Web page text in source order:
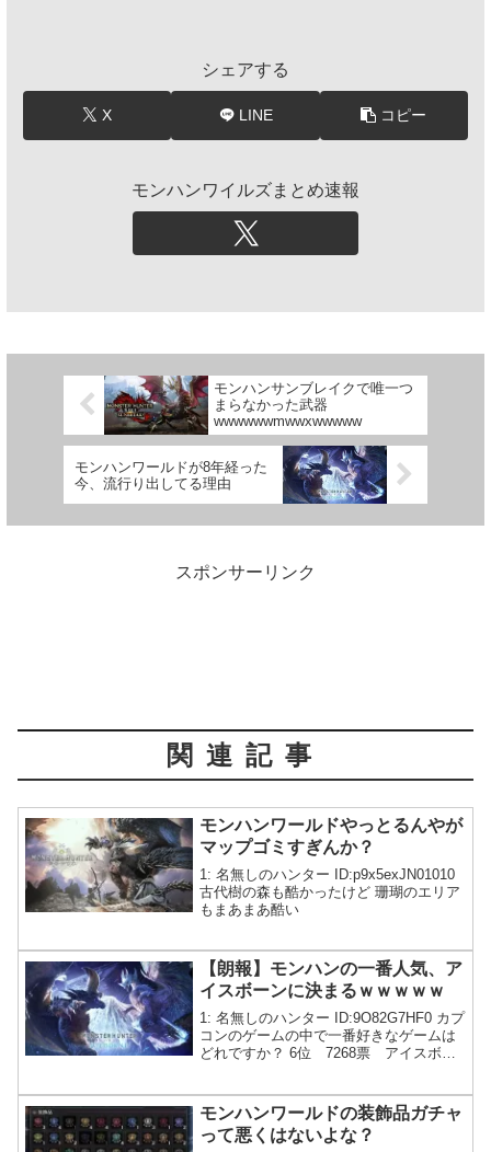
シェアする
X LINE コピー
モンハンワイルズまとめ速報
モンハンサンブレイクで唯一つ
まらなかった武器
wwwwwwmwwxwwwww
モンハンワールドが8年経った
今、流行り出してる理由
スポンサーリンク
関連記事
モンハンワールドやっとるんやが
マップゴミすぎんか？
1: 名無しのハンター ID:p9x5exJN01010
古代樹の森も酷かったけど 珊瑚のエリア
もまあまあ酷い
【朗報】モンハンの一番人気、ア
イスボーンに決まるｗｗｗｗｗ
1: 名無しのハンター ID:9O82G7HF0 カプ
コンのゲームの中で一番好きなゲームは
どれですか？ 6位 7268票 アイスボー
位 1691...
モンハンワールドの装飾品ガチャ
って悪くはないよな？